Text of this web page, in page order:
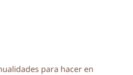
para hacer en